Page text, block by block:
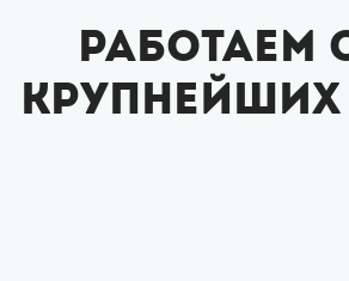
Работаем
крупнейших